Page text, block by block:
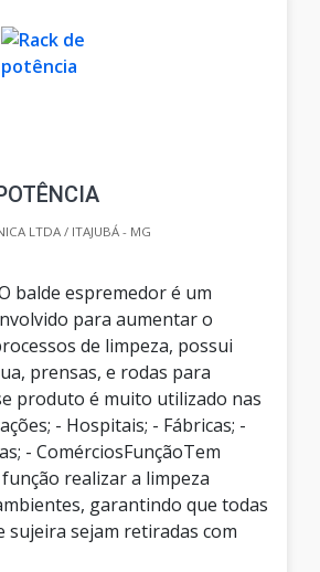
LTDA / ITAJUBÁ - MG
balde espremedor é um
para aumentar o
de limpeza, possui
prensas, e rodas para
produto é muito utilizado nas
- Hospitais; - Fábricas; -
- ComérciosFunçãoTem
realizar a limpeza
garantindo que todas
sujeira sejam retiradas com